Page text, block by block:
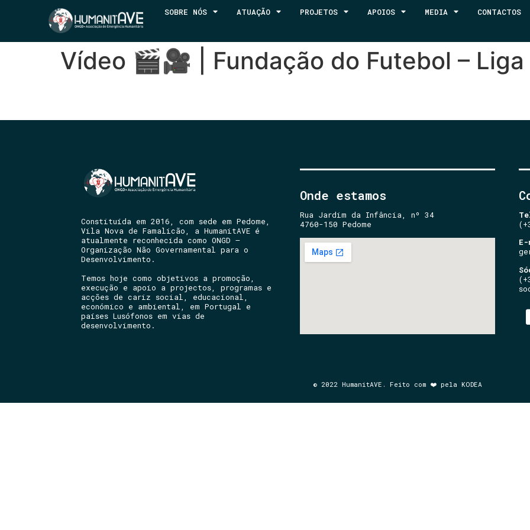
SOBRE NÓS ATUAÇÃO PROJETOS APOIOS MEDIA CONTACTOS
Vídeo 🎬🎥 | Fundação do Futebol –
Constituída em 2016, com sede em Pedome,
Vila Nova de Famalicão, a HumanitAVE é
atualmente reconhecida como ONGD –
Organização Não Governamental para o
Desenvolvimento.
Temos hoje como objetivos a promoção,
execução e apoio a projectos, programas e
acções de cariz social, educacional,
económico e ambiental, em Portugal e
países Lusófonos em vias de
desenvolvimento.
Onde estamos
Rua Jardim da Infância, nº 34
4760-150 Pedome
© 2022 HumanitAVE. Feito com ❤️ pela KODEA